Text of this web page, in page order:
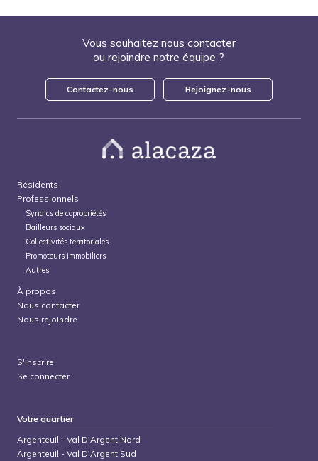
Vous souhaitez nous contacter
ou rejoindre notre équipe ?
Contactez-nous Rejoignez-nous
Résidents
Professionnels
Syndics de copropriétés
Bailleurs sociaux
Collectivités territoriales
Promoteurs immobiliers
Autres
À propos
Nous contacter
Nous rejoindre
S'inscrire
Se connecter
Votre quartier
Argenteuil -Val D'Argent Nord
Argenteuil -Val D'Argent Sud